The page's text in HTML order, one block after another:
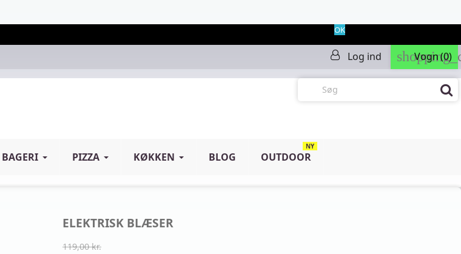
OK
Log ind Vogn(0)
BAGERI PIZZA KØKKEN BLOG OUTDOOR
NY
ELEKTRISK BLÆSER
119,00 kr.